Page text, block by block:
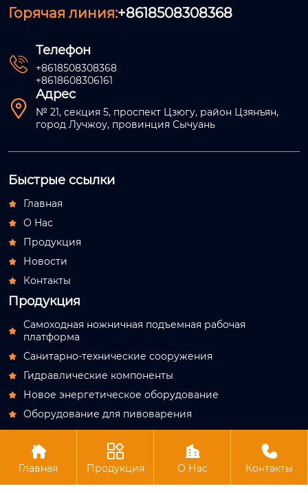
Горячая линия:+8618508308368

Телефон
+8618508308368
+8618608306161

Адрес
№ 21, секция 5, проспект Цзюгу, район Цзянъян,
город Лучжоу, провинция Сычуань
Быстрые ссылки
 Главная
 О Hас
 Продукция
 Новости
 Контакты
Продукция

Самоходная ножничная подъемная рабочая
платформа
 Санитарно-технические сооружения
 Гидравлические компоненты
 Новое энергетическое оборудование
 Оборудование для пивоварения
Авторское право© АО Лучжоу Хутун Технология

Главная

Продукция

О Нас

Контакты